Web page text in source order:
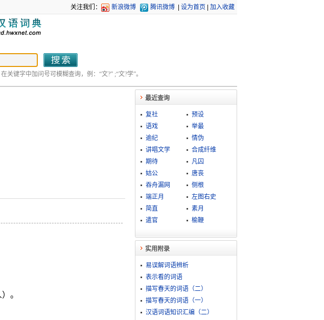
关注我们： 新浪微博 腾讯微博 设为首页 加入收藏
关键字中加问号可模糊查询，例：“文?” ;“文?学”。
。
最近查询
复社
预设
语戏
举最
逾纪
情伪
讲唱文学
合成纤维
期待
凡囚
姑公
唐丧
吞舟漏网
侧根
端正月
左图右史
简直
素月
遣官
榆鞭
实用附录
易误解词语辨析
表示看的词语
描写春天的词语（二）
描写春天的词语（一）
汉语词语知识汇编（二）